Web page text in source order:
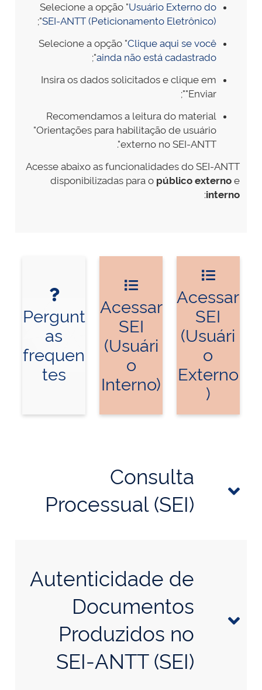
Selecione a opção "Usuário Externo do
SEI-ANTT (Peticionamento Eletrônico)
";
Selecione a opção "Clique aqui se você
ainda não está cadastrado
";
Insira os dados solicitados e clique em
"Enviar";
Recomendamos a leitura do material
"Orientações para habilitação de usuário
externo no SEI-ANTT".
Acesse abaixo as funcionalidades do SEI-ANTT
disponibilizadas para o público externoe
interno
:
Acessar
SEI
(Usuári
o
Externo
)
Acessar
SEI
(Usuári
o
Interno)
Pergunt
as
frequen
tes
Consulta
Processual (SEI)
Autenticidade de
Documentos
Produzidos no
SEI-ANTT (SEI)